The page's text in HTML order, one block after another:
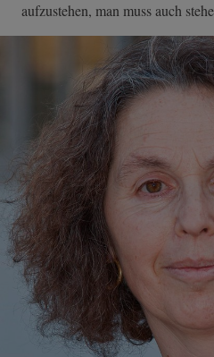
aufzustehen, man muss auch